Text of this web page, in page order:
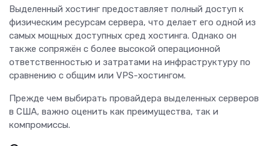
Выделенный хостинг предоставляет полный доступ к
физическим ресурсам сервера, что делает его одной из
самых мощных доступных сред хостинга. Однако он
также сопряжён с более высокой операционной
ответственностью и затратами на инфраструктуру по
сравнению с общим или VPS-хостингом.
Прежде чем выбирать провайдера выделенных серверов
в США, важно оценить как преимущества, так и
компромиссы.